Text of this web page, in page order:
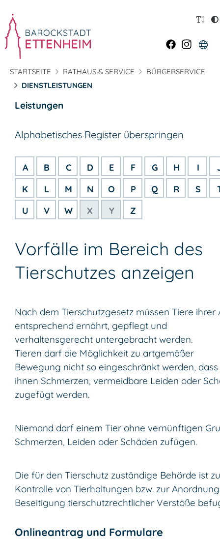
STARTSEITE RATHAUS & SERVICE
BÜRGERSERVICE
DIENSTLEISTUNGEN
Leistungen
Alphabetisches Register überspringen
A B C D E F G H I
K
L M N O P Q R S
U
V W X Y Z
Vorfälle im Bereich des
Tierschutzes anzeigen
Nach dem Tierschutzgesetz müssen Tiere ihrer
entsprechend ernährt, gepflegt und
verhaltensgerecht untergebracht werden.
Tieren darf die Möglichkeit zu artgemäßer
Bewegung nicht so eingeschränkt werden, dass
ihnen Schmerzen, vermeidbare Leiden oder
zugefügt werden.
Niemand darf einem Tier ohne vernünftigen
Schmerzen, Leiden oder Schäden zufügen.
Die für den Tierschutz zuständige Behörde ist
Kontrolle von Tierhaltungen bzw. zur
Beseitigung tierschutzrechtlicher Verstöße
Onlineantrag und Formulare